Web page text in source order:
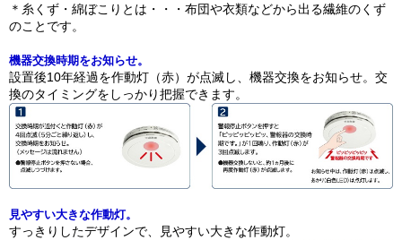
＊糸くず・綿ぼこりとは・・・布団や衣類などから出る繊維のくず
のことです。
機器交換時期をお知らせ。
設置後10年経過を作動灯（赤）が点滅し、機器交換をお知らせ。交
換のタイミングをしっかり把握できます。
見やすい大きな作動灯。
すっきりしたデザインで、見やすい大きな作動灯。